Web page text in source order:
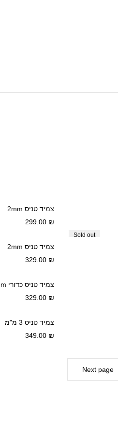
צמיד טניס 2mm
299.00 ₪
Sold out
צמיד טניס 2mm
329.00 ₪
צמיד טניס כדורי 3mm
329.00 ₪
צמיד טניס 3 מ"מ
349.00 ₪
Next page